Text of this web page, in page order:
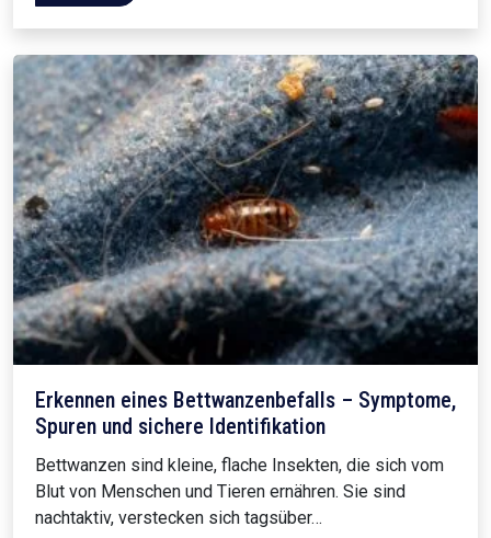
Erkennen eines Bettwanzenbefalls – Symptome,
Spuren und sichere Identifikation
Bettwanzen sind kleine, flache Insekten, die sich vom
Blut von Menschen und Tieren ernähren. Sie sind
nachtaktiv, verstecken sich tagsüber…